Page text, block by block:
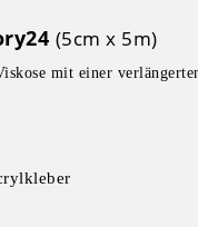
(5cm x 5m)
mit einer